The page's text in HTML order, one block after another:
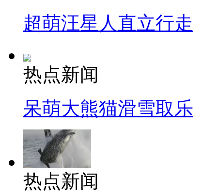
超萌汪星人直立行走
热点新闻
呆萌大熊猫滑雪取乐
热点新闻